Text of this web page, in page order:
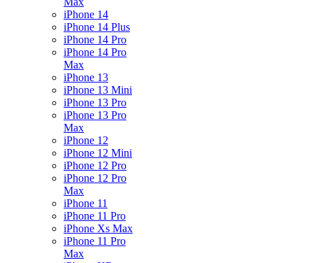
iPhone 14
iPhone 14 Plus
iPhone 14 Pro
iPhone 14 Pro
Max
iPhone 13
iPhone 13 Mini
iPhone 13 Pro
iPhone 13 Pro
Max
iPhone 12
iPhone 12 Mini
iPhone 12 Pro
iPhone 12 Pro
Max
iPhone 11
iPhone 11 Pro
iPhone Xs Max
iPhone 11 Pro
Max